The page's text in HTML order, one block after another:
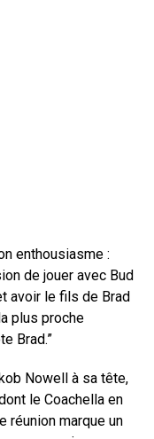
enthousiasme :
de jouer avec Bud
avoir le fils de Brad
plus proche
Brad.”
Nowell à sa tête,
le Coachella en
réunion marque un